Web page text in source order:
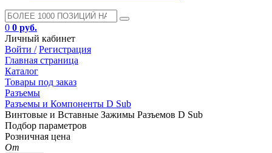
0 0 руб.
Личный кабинет
Войти / Регистрация
Главная страница
Каталог
Товары под заказ
Разъемы
Разъемы и Компоненты D Sub
Винтовые и Вставные Зажимы Разъемов D Sub
Подбор параметров
Розничная цена
От